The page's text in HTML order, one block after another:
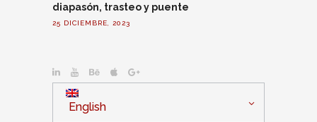
diapasón, trasteo y puente
25 DICIEMBRE, 2023
English